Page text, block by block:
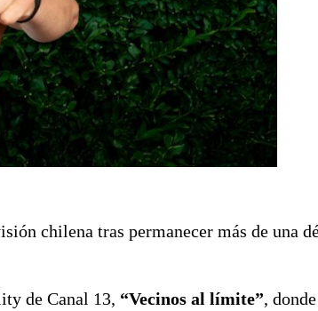
chilena tras permanecer más de una
de Canal 13, “Vecinos al límite”,